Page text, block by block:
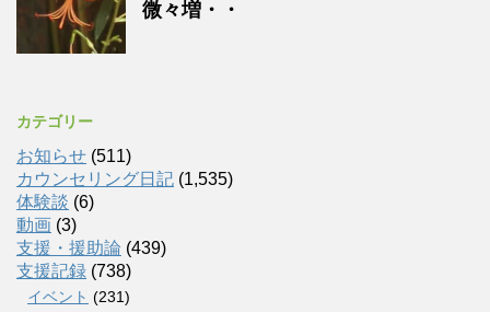
微々増・・
カテゴリー
お知らせ (511)
カウンセリング日記 (1,535)
体験談 (6)
動画 (3)
支援・援助論 (439)
支援記録 (738)
イベント (231)